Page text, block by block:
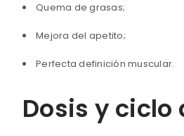
Quema de grasas;
Mejora del apetito;
Perfecta definición muscular.
Dosis y ciclo